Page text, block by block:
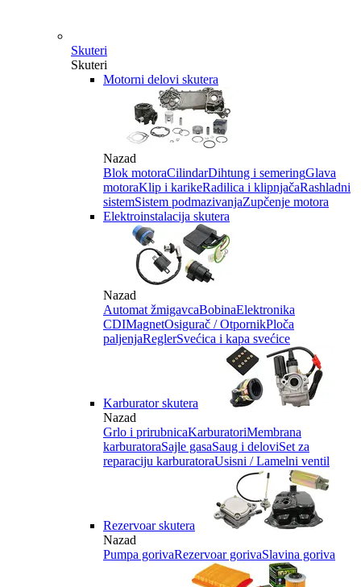
Skuteri
Skuteri
Motorni delovi skutera
Nazad
Blok motoraCilindarDihtung i semeringGlava
motoraKlip i karikeRadilica i klipnjačaRashladni
sistemSistem podmazivanjaZupčenje motora
Elektroinstalacija skutera
Nazad
Automat žmigavcaBobinaElektronika
CDIMagnetOsigurač / OtpornikPloča
paljenjaReglerSvećica i kapa svećice
Karburator skutera
Nazad
Grlo i prirubnicaKarburatoriMembrana
karburatoraSajle gasaSaug i deloviSet za
reparaciju karburatoraUsisni / Lamelni ventil
Rezervoar skutera
Nazad
Pumpa gorivaRezervoar gorivaSlavina goriva